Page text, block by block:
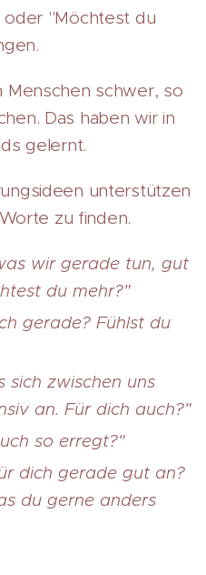
"Möchtest du
Menschen schwer, so
Das haben wir in
gelernt.
unterstützen
zu finden.
wir gerade tun, gut
du mehr?"
gerade? Fühlst du
sich zwischen uns
an. Für dich auch?"
so erregt?"
dich gerade gut an?
du gerne anders